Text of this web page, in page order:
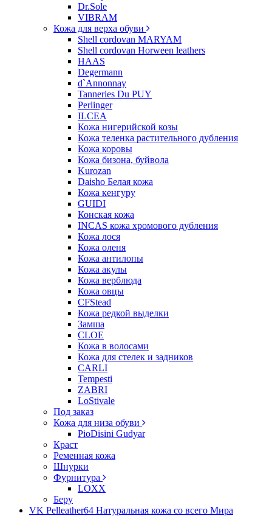
Dr.Sole
VIBRAM
Кожа для верха обуви
Shell cordovan MARYAM
Shell cordovan Horween leathers
HAAS
Degermann
d`Annonnay
Tanneries Du PUY
Perlinger
ILCEA
Кожа нигерийской козы
Кожа теленка растительного дубления
Кожа коровы
Кожа бизона, буйвола
Kurozan
Daisho Белая кожа
Кожа кенгуру
GUIDI
Конская кожа
INCAS кожа хромового дубления
Кожа лося
Кожа оленя
Кожа антилопы
Кожа акулы
Кожа верблюда
Кожа овцы
CFStead
Кожа редкой выделки
Замша
CLOE
Кожа в волосами
Кожа для стелек и задников
CARLI
Tempesti
ZABRI
LoStivale
Под заказ
Кожа для низа обуви
PioDisini Gudyar
Краст
Ременная кожа
Шнурки
Фурнитура
LOXX
Беру
VK Pelleather64 Натуральная кожа со всего Мира